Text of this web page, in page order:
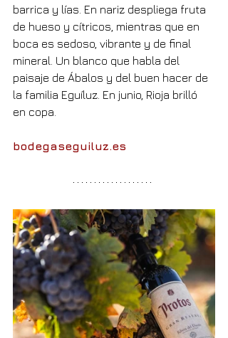
barrica y lías. En nariz despliega fruta
de hueso y cítricos, mientras que en
boca es sedoso, vibrante y de final
mineral. Un blanco que habla del
paisaje de Ábalos y del buen hacer de
la familia Eguíluz. En junio, Rioja brilló
en copa.
bodegaseguiluz.es